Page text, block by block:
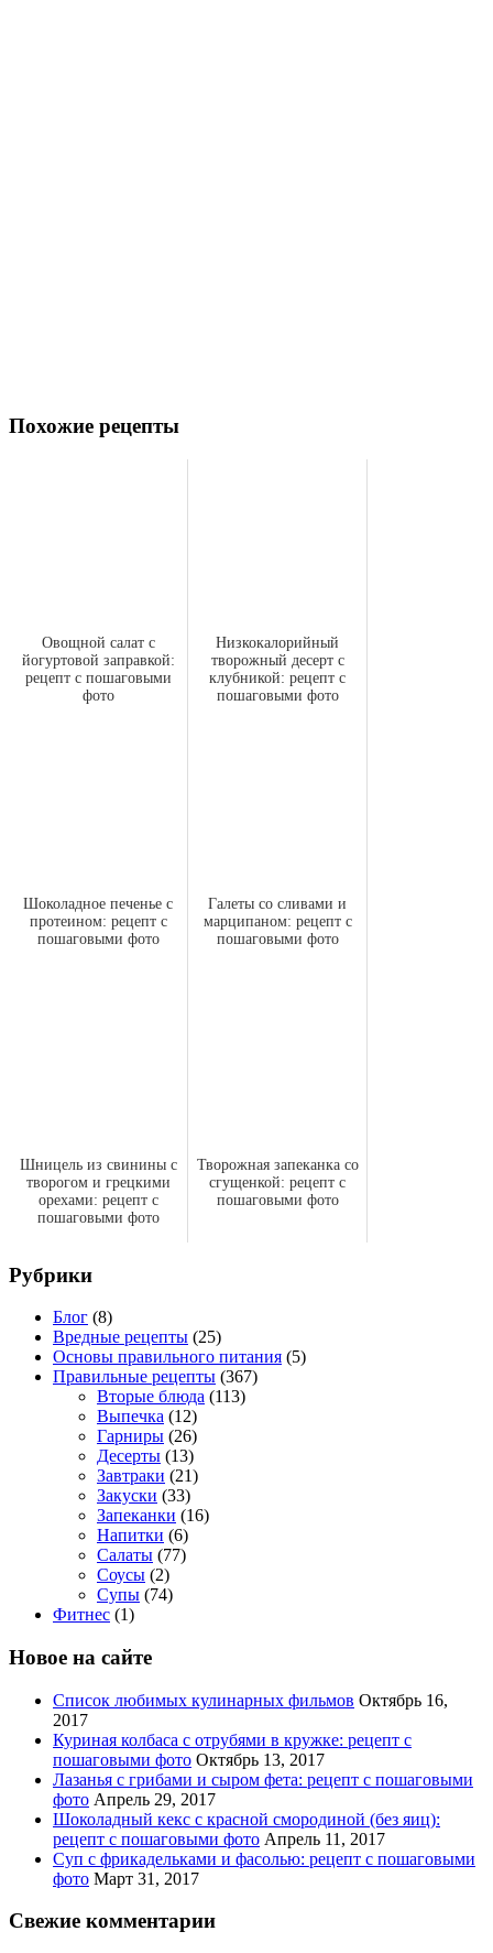
Похожие рецепты
Овощной салат с
йогуртовой заправкой:
рецепт с пошаговыми
фото
Низкокалорийный
творожный десерт с
клубникой: рецепт с
пошаговыми фото
Шоколадное печенье с
протеином: рецепт с
пошаговыми фото
Галеты со сливами и
марципаном: рецепт с
пошаговыми фото
Шницель из свинины с
творогом и грецкими
орехами: рецепт с
пошаговыми фото
Творожная запеканка со
сгущенкой: рецепт с
пошаговыми фото
Рубрики
Блог (8)
Вредные рецепты (25)
Основы правильного питания (5)
Правильные рецепты (367)
Вторые блюда (113)
Выпечка (12)
Гарниры (26)
Десерты (13)
Завтраки (21)
Закуски (33)
Запеканки (16)
Напитки (6)
Салаты (77)
Соусы (2)
Супы (74)
Фитнес (1)
Новое на сайте
Список любимых кулинарных фильмов Октябрь 16,
2017
Куриная колбаса с отрубями в кружке: рецепт с
пошаговыми фото Октябрь 13, 2017
Лазанья с грибами и сыром фета: рецепт с пошаговыми
фото Апрель 29, 2017
Шоколадный кекс с красной смородиной (без яиц):
рецепт с пошаговыми фото Апрель 11, 2017
Суп с фрикадельками и фасолью: рецепт с пошаговыми
фото Март 31, 2017
Свежие комментарии